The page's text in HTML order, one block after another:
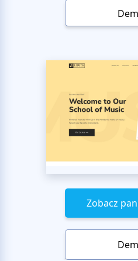
Zobacz